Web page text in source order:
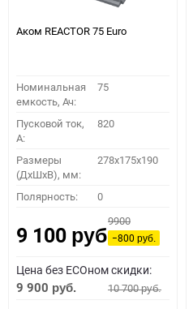
Аком REACTOR 75 Euro
Номинальная
емкость, Ач:
75
Пусковой ток,
A:
820
Размеры
(ДхШхВ), мм:
278x175x190
Полярность: 0
9 100 руб.
9900
−800руб.
Цена без ECOном скидки:
9 900 руб. 10 700руб.